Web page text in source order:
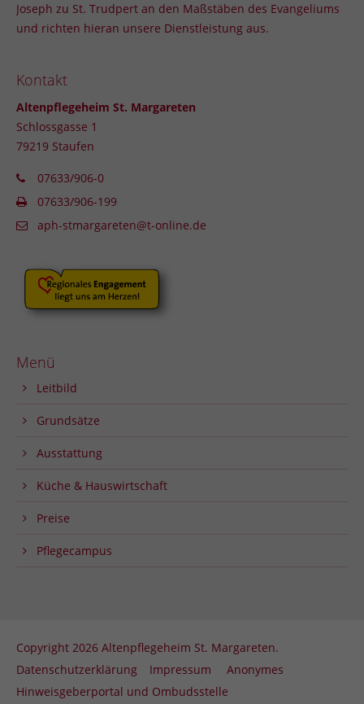
About us
elit.
Aenean commodo ligula eget dolor. Aenean massa.
Cum sociis natoque penatibus et magnis dis
parturient montes, nascetur ridiculus mus. Donec
Joseph zu St. Trudpert an den Maßstäben des Evangeliums
und richten hieran unsere Dienstleistung aus.
Kontakt
Altenpflegeheim St. Margareten
Schlossgasse 1
79219 Staufen
07633/906-0
07633/906-199
aph-stmargareten@t-online.de
Menü
Leitbild
Grundsätze
Ausstattung
Küche & Hauswirtschaft
Preise
Pflegecampus
Copyright 2026 Altenpflegeheim St. Margareten.
Datenschutzerklärung
Impressum
Anonymes
Hinweisgeberportal und Ombudsstelle